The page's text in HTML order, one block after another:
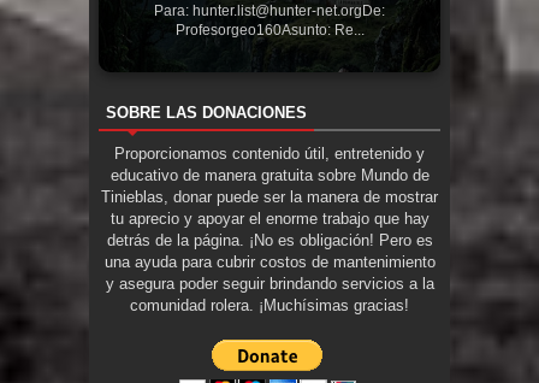
Para: hunter.list@hunter-net.orgDe:
Profesorgeo160Asunto: Re...
SOBRE LAS DONACIONES
Proporcionamos contenido útil, entretenido y
educativo de manera gratuita sobre Mundo de
Tinieblas, donar puede ser la manera de mostrar
tu aprecio y apoyar el enorme trabajo que hay
detrás de la página. ¡No es obligación! Pero es
una ayuda para cubrir costos de mantenimiento
y asegura poder seguir brindando servicios a la
comunidad rolera. ¡Muchísimas gracias!